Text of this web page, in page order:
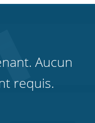
Aucun
requis.